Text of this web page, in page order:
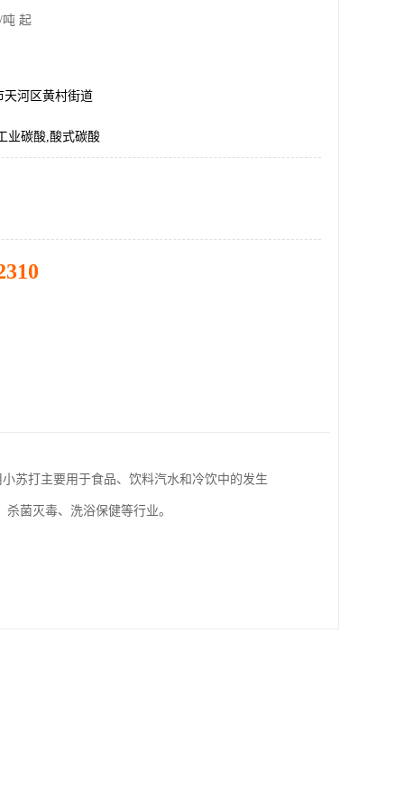
吨 起
天河区黄村街道
业碳酸,酸式碳酸
苏打主要用于食品、饮料汽水和冷饮中的发生
菌灭毒、洗浴保健等行业。